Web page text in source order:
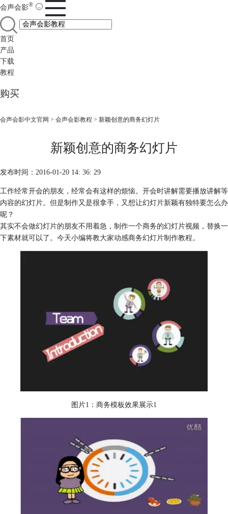
会声会影®
首页
产品
下载
教程
购买
会声会影中文官网 > 会声会影教程 > 新颖创意的商务幻灯片
新颖创意的商务幻灯片
发布时间：2016-01-20 14: 36: 29
工作经常开会的朋友，经常会有这样的烦恼。开会时讲解需要播放讲解等
内容的幻灯片。但是制作又是很拿手，又想让幻灯片新颖有独特要怎么办
呢？
其实不会做幻灯片的朋友不用着急，制作一个商务的幻灯片视频，替换一
下素材就可以了。今天小编将教大家动感商务幻灯片制作教程。
图片1：商务模板效果展示1